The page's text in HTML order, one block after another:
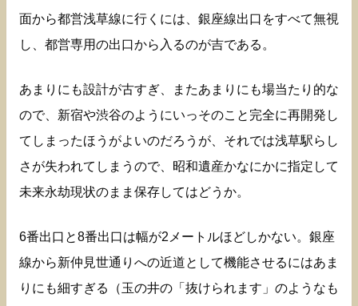
面から都営浅草線に行くには、銀座線出口をすべて無視
し、都営専用の出口から入るのが吉である。
あまりにも設計が古すぎ、またあまりにも場当たり的な
ので、新宿や渋谷のようにいっそのこと完全に再開発し
てしまったほうがよいのだろうが、それでは浅草駅らし
さが失われてしまうので、昭和遺産かなにかに指定して
未来永劫現状のまま保存してはどうか。
6番出口と8番出口は幅が2メートルほどしかない。銀座
線から新仲見世通りへの近道として機能させるにはあま
りにも細すぎる（玉の井の「抜けられます」のようなも